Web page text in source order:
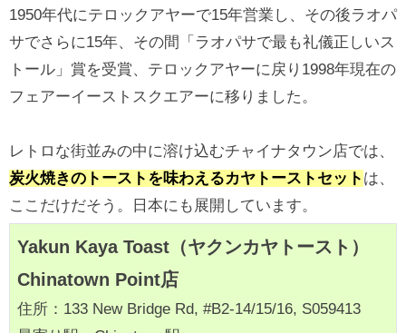
1950年代にテロックアヤーで15年営業し、その後ラオパ
サでさらに15年、その間「ラオパサで最も礼儀正しいス
トール」賞を受賞、テロックアヤーに戻り1998年現在の
フェアーイーストスクエアーに移りました。
レトロな街並みの中に溶け込むチャイナタウン店では、
炭火焼きのトーストを味わえるカヤトーストセット は、
ここだけだそう。日本にも展開しています。
Yakun Kaya Toast（ヤクンカヤトースト）
Chinatown Point店
住所：133 New Bridge Rd, #B2‑14/15/16, S059413